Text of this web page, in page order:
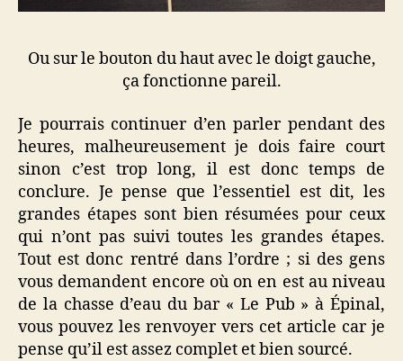
Ou sur le bouton du haut avec le doigt gauche,
ça fonctionne pareil.
Je pourrais continuer d’en parler pendant des
heures, malheureusement je dois faire court
sinon c’est trop long, il est donc temps de
conclure. Je pense que l’essentiel est dit, les
grandes étapes sont bien résumées pour ceux
qui n’ont pas suivi toutes les grandes étapes.
Tout est donc rentré dans l’ordre ; si des gens
vous demandent encore où on en est au niveau
de la chasse d’eau du bar « Le Pub » à Épinal,
vous pouvez les renvoyer vers cet article car je
pense qu’il est assez complet et bien sourcé.